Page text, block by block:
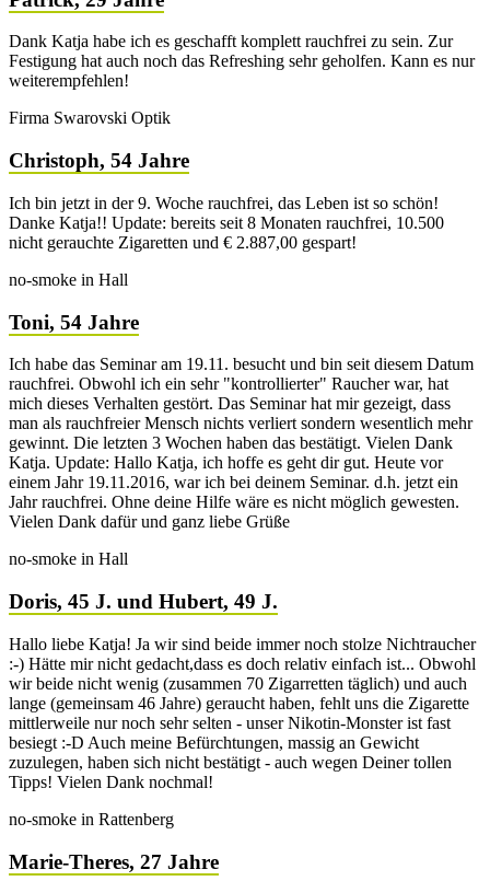
Dank Katja habe ich es geschafft komplett rauchfrei zu sein. Zur
Festigung hat auch noch das Refreshing sehr geholfen. Kann es nur
weiterempfehlen!
Firma Swarovski Optik
Christoph, 54 Jahre
Ich bin jetzt in der 9. Woche rauchfrei, das Leben ist so schön!
Danke Katja!! Update: bereits seit 8 Monaten rauchfrei, 10.500
nicht gerauchte Zigaretten und € 2.887,00 gespart!
no-smoke in Hall
Toni, 54 Jahre
Ich habe das Seminar am 19.11. besucht und bin seit diesem Datum
rauchfrei. Obwohl ich ein sehr "kontrollierter" Raucher war, hat
mich dieses Verhalten gestört. Das Seminar hat mir gezeigt, dass
man als rauchfreier Mensch nichts verliert sondern wesentlich mehr
gewinnt. Die letzten 3 Wochen haben das bestätigt. Vielen Dank
Katja. Update: Hallo Katja, ich hoffe es geht dir gut. Heute vor
einem Jahr 19.11.2016, war ich bei deinem Seminar. d.h. jetzt ein
Jahr rauchfrei. Ohne deine Hilfe wäre es nicht möglich gewesten.
Vielen Dank dafür und ganz liebe Grüße
no-smoke in Hall
Doris, 45 J. und Hubert, 49 J.
Hallo liebe Katja! Ja wir sind beide immer noch stolze Nichtraucher
:-) Hätte mir nicht gedacht,dass es doch relativ einfach ist... Obwohl
wir beide nicht wenig (zusammen 70 Zigarretten täglich) und auch
lange (gemeinsam 46 Jahre) geraucht haben, fehlt uns die Zigarette
mittlerweile nur noch sehr selten - unser Nikotin-Monster ist fast
besiegt :-D Auch meine Befürchtungen, massig an Gewicht
zuzulegen, haben sich nicht bestätigt - auch wegen Deiner tollen
Tipps! Vielen Dank nochmal!
no-smoke in Rattenberg
Marie-Theres, 27 Jahre